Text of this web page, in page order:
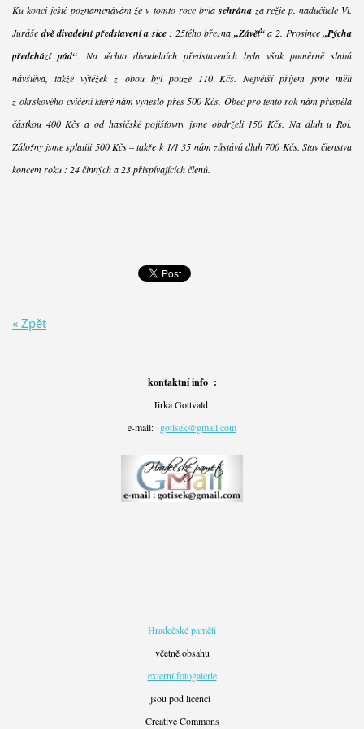
Ku konci ještě poznamenávám že v tomto roce byla sehránaza režie p. nadučitele Vl.
Jurášedvě divadelní představení a sice: 25tého března „Závěť“a 2. Prosince„Pýcha
předchází pád“. Na těchto divadelních představeních byla však poměrně slabá
návštěva, takže výtěžek z obou byl pouze 110 Kčs. Největší příjem jsme měli
z okrskového cvičení které nám vyneslo přes 500 Kčs. Obec pro tento rok nám přispěla
částkou 400 Kčs a od hasičské pojišťovny jsme obdrželi 150 Kčs. Na dluh u Rol.
Záložny jsme splatili 500 Kčs – takže k 1/1 35 nám zůstává dluh 700 Kčs. Stav členstva
koncem roku : 24 činných a 23 přispívajících členů.
« Zpět
kontaktní info :
Jirka Gottvald
e-mail: gotisek@gmail.com
Hradečské paměti
včetně obsahu
externí fotogalerie
jsou pod licencí
Creative Commons